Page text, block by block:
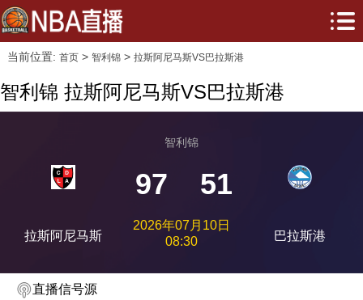
当前位置: 首页> 智利锦> 拉斯阿尼马斯VS巴拉斯港
智利锦 拉斯阿尼马斯VS巴拉斯港
拉斯阿尼马斯
智利锦
97 51
2026年07月10日
08:30
巴拉斯港
直播信号源